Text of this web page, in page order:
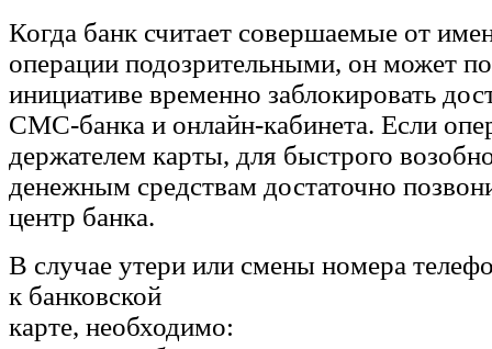
Когда банк считает совершаемые от
операции подозрительными, он может
инициативе временно заблокировать
СМС-банка и онлайн-кабинета. Если
держателем карты, для быстрого
денежным средствам достаточно
центр банка.
В случае утери или смены номера
к банковской
карте, необходимо: